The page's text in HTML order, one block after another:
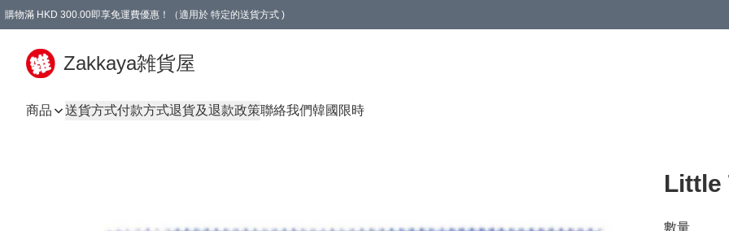
購物滿 HKD 300.00即享免運費優惠！（適用於 特定的送貨方式 )
Zakkaya雑貨屋
商品 送貨方式付款方式退貨及退款政策聯絡我們韓國限時
Little
數量